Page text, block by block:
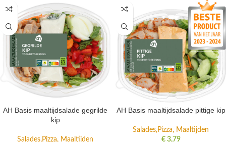
AH Basis maaltijdsalade gegrilde